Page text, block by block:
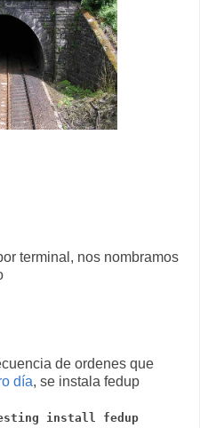
terminal, nos nombramos
de ordenes que
día, se instala fedup
install fedup